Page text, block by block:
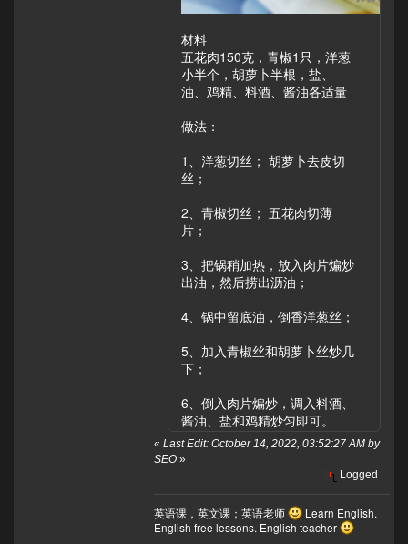
材料
五花肉150克，青椒1只，洋葱
小半个，胡萝卜半根，盐、
油、鸡精、料酒、酱油各适量
做法：
1、洋葱切丝； 胡萝卜去皮切
丝；
2、青椒切丝； 五花肉切薄
片；
3、把锅稍加热，放入肉片煸炒
出油，然后捞出沥油；
4、锅中留底油，倒香洋葱丝；
5、加入青椒丝和胡萝卜丝炒几
下；
6、倒入肉片煸炒，调入料酒、
酱油、盐和鸡精炒匀即可。
« Last Edit: October 14, 2022, 03:52:27 AM by
SEO »
Logged
英语课，英文课；英语老师
Learn English.
English free lessons. English teacher